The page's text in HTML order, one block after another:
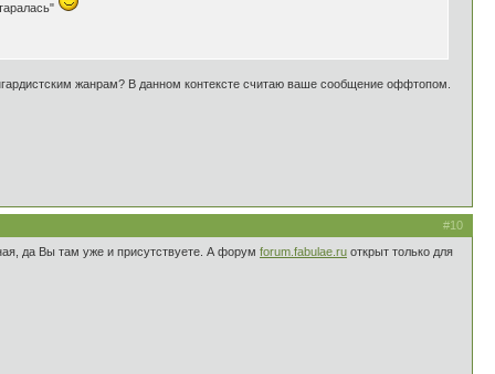
жанрам? В данном контексте считаю ваше сообщение оффтопом.
#10
да Вы там уже и присутствуете. А форум forum.fabulae.ru открыт только для